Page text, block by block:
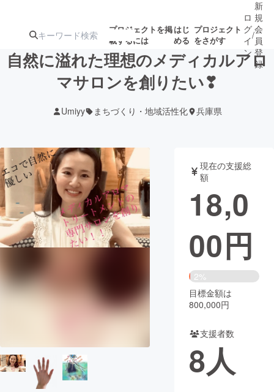
プロジェクトを掲
載するには
はじ
める
プロジェクト
をさがす
ターン
注目の新着プロ
ジェクト
募集終了が近いプ
ロジェクト
されます
アート・写真 音楽
テクノロジー・ガジェット ゲーム・
映像・映画 書籍・雑誌
チャレンジ
まちづくり・地域活性化
CAMPFIRE Creation
CAMPFIREふるさと納税
コミュニティ
ロ
グ
イ
ン
/
新
規
会
員
登
録
自然に溢れた理想のメディカルアロ
マサロンを創りたい❣
Umiyy まちづくり・地域活性化 兵庫県
現在の支援総
額
18,0
00円
2%
目標金額は
800,000円
支援者数
8人